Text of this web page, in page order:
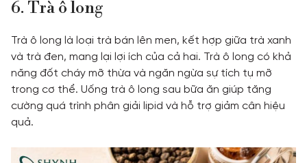
6. Trà ô long
Trà ô long là loại trà bán lên men, kết hợp giữa trà xanh
và trà đen, mang lại lợi ích của cả hai. Trà ô long có khả
năng đốt cháy mỡ thừa và ngăn ngừa sự tích tụ mỡ
trong cơ thể. Uống trà ô long sau bữa ăn giúp tăng
cường quá trình phân giải lipid và hỗ trợ giảm cân hiệu
quả.